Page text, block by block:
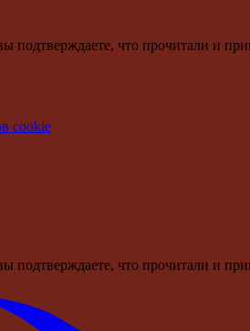
подтверждаете, что прочитали и
cookie
подтверждаете, что прочитали и